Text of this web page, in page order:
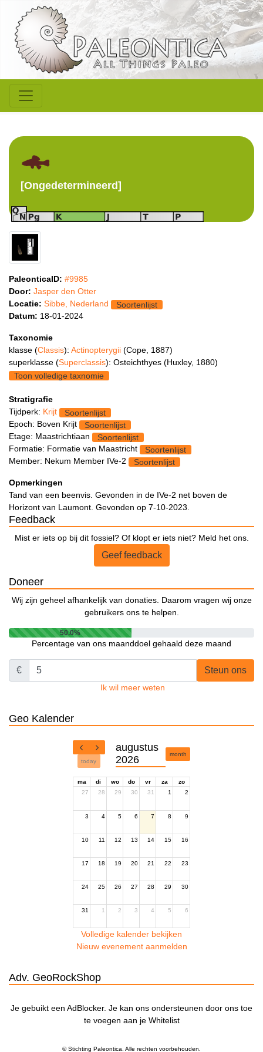
[Ongedetermineerd]
PaleonticaID: #9985
Door: Jasper den Otter
Locatie: Sibbe, Nederland
Soortenlijst
Datum: 18-01-2024
Taxonomie
klasse (Classis): Actinopterygii (Cope, 1887)
superklasse (Superclassis): Osteichthyes (Huxley, 1880)
Toon volledige taxnomie
Stratigrafie
Tijdperk: Krijt
Soortenlijst
Epoch: Boven Krijt
Soortenlijst
Etage: Maastrichtiaan
Soortenlijst
Formatie: Formatie van Maastricht
Soortenlijst
Member: Nekum Member IVe-2
Soortenlijst
Opmerkingen
Tand van een beenvis. Gevonden in de IVe-2 net boven de
Horizont van Laumont. Gevonden op 7-10-2023.
Feedback
Mist er iets op bij dit fossiel? Of klopt er iets niet? Meld het ons.
Geef feedback
Doneer
Wij zijn geheel afhankelijk van donaties. Daarom vragen wij onze
gebruikers ons te helpen.
50.0%
Percentage van ons maanddoel gehaald deze maand
€ Steun ons
Ik wil meer weten
Geo Kalender
today
augustus
2026
month
ma di wo do vr za
zo
27
28 29 30 31 1 2
3 4 5 6 7 8 9
10 11 12 13 14 15 16
17 18 19 20 21 22 23
24 25 26 27 28 29 30
31 1 2 3 4 5 6
Volledige kalender bekijken
Nieuw evenement aanmelden
Adv. GeoRockShop
Je gebuikt een AdBlocker. Je kan ons ondersteunen door ons toe
te voegen aan je Whitelist
© Stichting Paleontica. Alle rechten voorbehouden.